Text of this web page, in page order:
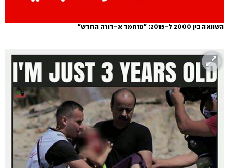
השוואה בין 2000 ל-2015: "מוחמד א-דורה החדש"